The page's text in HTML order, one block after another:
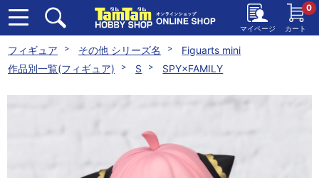
マイページ カート
0
フィギュア その他 シリーズ名
Figuarts mini
作品別一覧(フィギュア)
S SPY×FAMILY